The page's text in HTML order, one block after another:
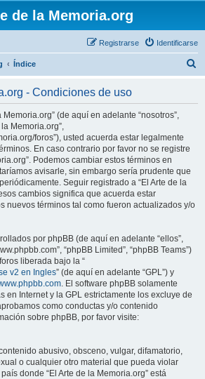
de la Memoria.org
Identificarse
Registrarse
Índice
- Condiciones de uso
(de aquí en adelante “nosotros”,
la Memoria.org”,
foros”), usted acuerda estar legalmente
En caso contrario por favor no se registre
Podemos cambiar estos términos en
avisarle, sin embargo sería prudente que
Seguir registrado a “El Arte de la
cambios significa que acuerda estar
nuevos términos tal como fueron actualizados y/o
por phpBB (de aquí en adelante “ellos”,
“phpBB Limited”, “phpBB Teams”)
liberada bajo la “
v2 en Ingles” (de aquí en adelante “GPL”) y
. El software phpBB solamente
en Internet y la GPL estrictamente los excluye de
como conductas y/o contenido
sobre phpBB, por favor visite:
abusivo, obsceno, vulgar, difamatorio,
o cualquier otro material que pueda violar
donde “El Arte de la Memoria.org” está